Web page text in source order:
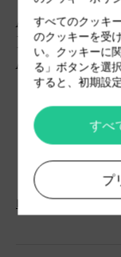
ALCANTARA
NEW MV
AGO
Press Kit
すべてのクッキ
のクッキーを受
い。クッキーに
る」ボタンを選
すると、初期設
すべ
プ